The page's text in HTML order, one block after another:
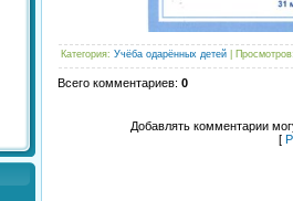
Категория: Учёба одарённых детей Просмотров
Всего комментариев: 0
Добавлять комментарии
[